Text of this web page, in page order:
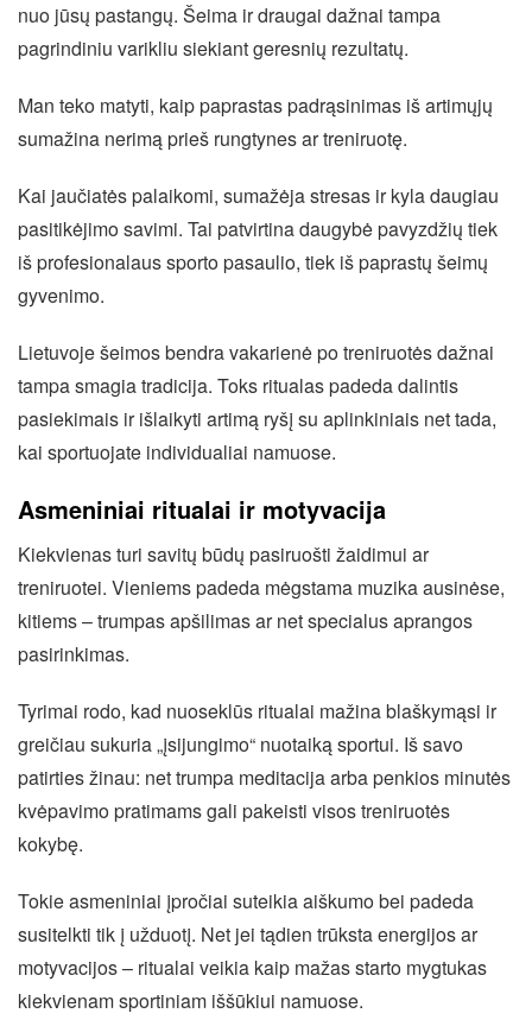
nuo jūsų pastangų. Šeima ir draugai dažnai tampa
pagrindiniu varikliu siekiant geresnių rezultatų.
Man teko matyti, kaip paprastas padrąsinimas iš artimųjų
sumažina nerimą prieš rungtynes ar treniruotę.
Kai jaučiatės palaikomi, sumažėja stresas ir kyla daugiau
pasitikėjimo savimi. Tai patvirtina daugybė pavyzdžių tiek
iš profesionalaus sporto pasaulio, tiek iš paprastų šeimų
gyvenimo.
Lietuvoje šeimos bendra vakarienė po treniruotės dažnai
tampa smagia tradicija. Toks ritualas padeda dalintis
pasiekimais ir išlaikyti artimą ryšį su aplinkiniais net tada,
kai sportuojate individualiai namuose.
Asmeniniai ritualai ir motyvacija
Kiekvienas turi savitų būdų pasiruošti žaidimui ar
treniruotei. Vieniems padeda mėgstama muzika ausinėse,
kitiems – trumpas apšilimas ar net specialus aprangos
pasirinkimas.
Tyrimai rodo, kad nuoseklūs ritualai mažina blaškymąsi ir
greičiau sukuria „įsijungimo“ nuotaiką sportui. Iš savo
patirties žinau: net trumpa meditacija arba penkios minutės
kvėpavimo pratimams gali pakeisti visos treniruotės
kokybę.
Tokie asmeniniai įpročiai suteikia aiškumo bei padeda
susitelkti tik į užduotį. Net jei tądien trūksta energijos ar
motyvacijos – ritualai veikia kaip mažas starto mygtukas
kiekvienam sportiniam iššūkiui namuose.